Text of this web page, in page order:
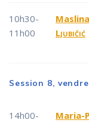
10h30-
11h00
Maslina
Ljubičić
Session 8,
14h00-
Maria-